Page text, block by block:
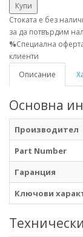
Купи
Стоката е без
за да потвърдим
%Специална
клиенти
Описание
Основна
Производител
Part Number
Гаранция
Ключови